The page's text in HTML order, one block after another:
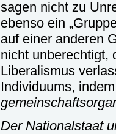
sagen nicht zu
ebenso ein
auf einer anderen
nicht unberechtigt,
Liberalismus
Individuums,
Der Nationalstaat